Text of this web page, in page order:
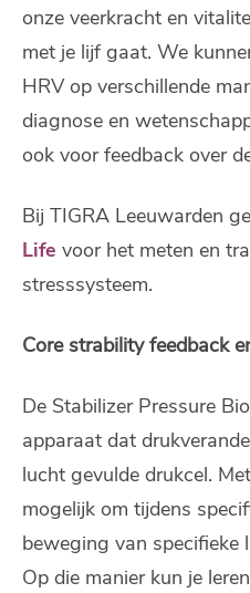
onze veerkracht en
met je lijf gaat. We
HRV op verschillende
diagnose en
ook voor feedback over
Bij TIGRA Leeuwarden
Life voor het meten en
stresssysteem.
Core strability feedback
De Stabilizer Pressure
apparaat dat
lucht gevulde drukcel.
mogelijk om tijdens
beweging van specifieke
Op die manier kun je